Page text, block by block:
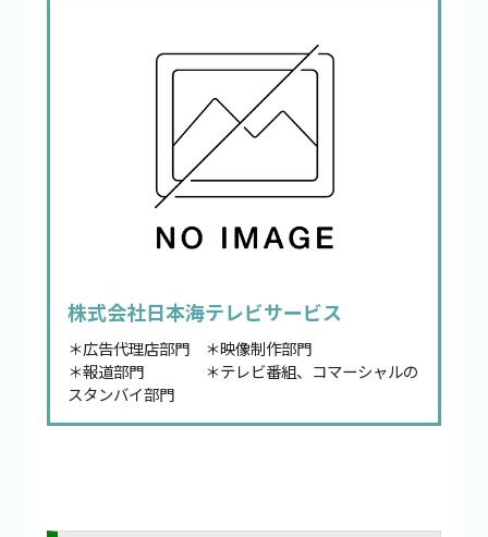
株式会社日本海テレビサービス
＊広告代理店部門 ＊映像制作部門
＊報道部門 ＊テレビ番組、コマーシャルの
スタンバイ部門